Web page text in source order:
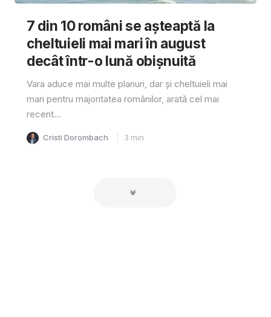
7 din 10 români se așteaptă la
cheltuieli mai mari în august
decât într-o lună obișnuită
Vara aduce mai multe planuri, dar și cheltuieli mai
mari pentru majoritatea românilor, arată cel mai
recent...
Cristi Dorombach 3 min